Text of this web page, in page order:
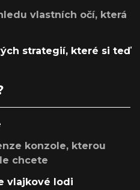
vlastních očí, která
strategií, které si teď
konzole, kterou
chcete
vlajkové lodi